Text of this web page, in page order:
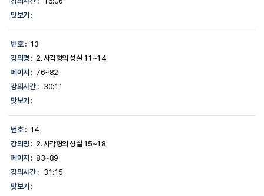
맛보기 :
번호 : 13
강의명 : 2. 사각형의 성질 11~14
페이지 : 76~82
강의시간 :
30:11
맛보기 :
번호 : 14
강의명 : 2. 사각형의 성질 15~18
페이지 : 83~89
강의시간 :
31:15
맛보기 :